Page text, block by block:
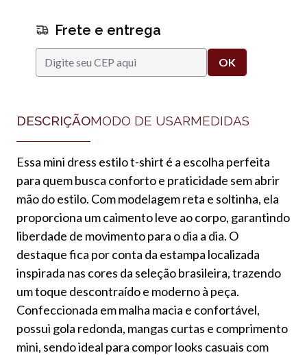
Frete e entrega
DESCRIÇÃOMODO DE USARMEDIDAS
Essa mini dress estilo t-shirt é a escolha perfeita
para quem busca conforto e praticidade sem abrir
mão do estilo. Com modelagem reta e soltinha, ela
proporciona um caimento leve ao corpo, garantindo
liberdade de movimento para o dia a dia. O
destaque fica por conta da estampa localizada
inspirada nas cores da seleção brasileira, trazendo
um toque descontraído e moderno à peça.
Confeccionada em malha macia e confortável,
possui gola redonda, mangas curtas e comprimento
mini, sendo ideal para compor looks casuais com